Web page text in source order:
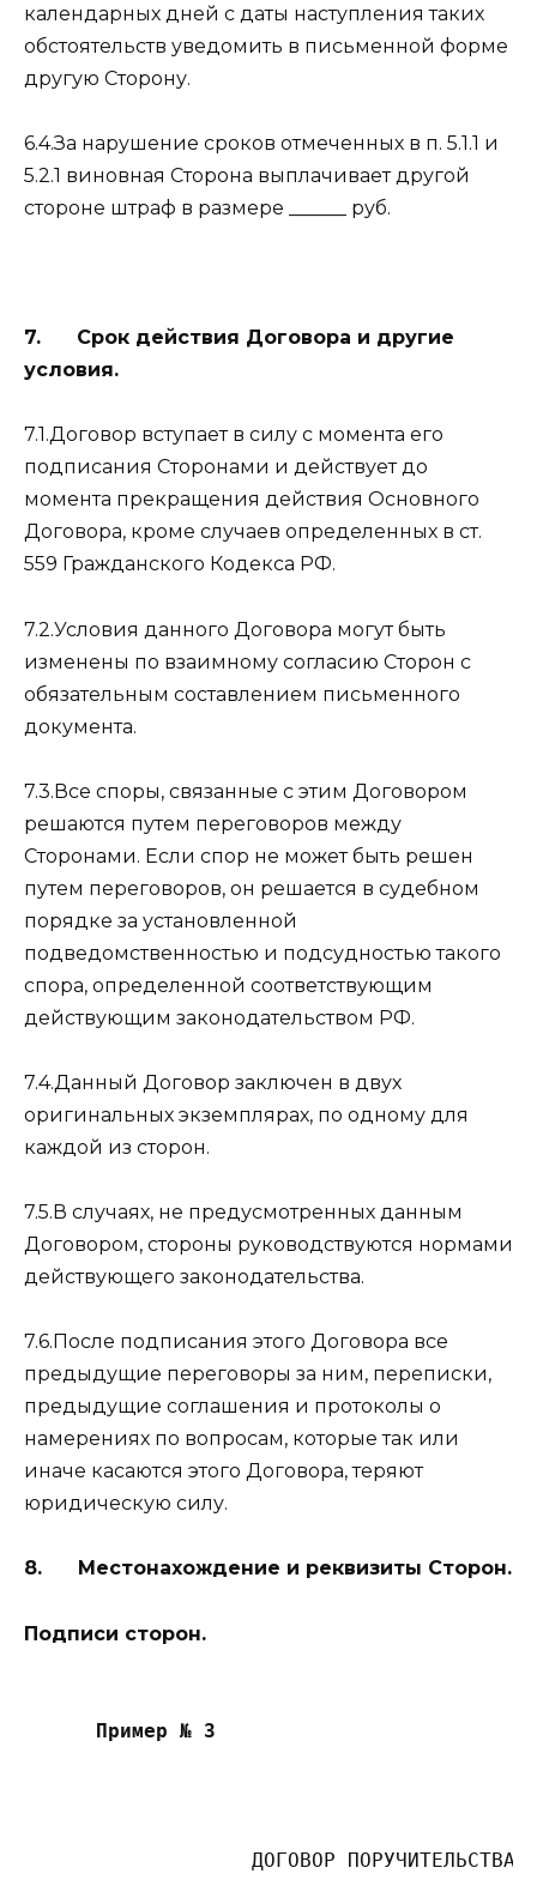
календарных дней с даты наступления таких
обстоятельств уведомить в письменной форме
другую Сторону.
6.4.За нарушение сроков отмеченных в п. 5.1.1 и
5.2.1 виновная Сторона выплачивает другой
стороне штраф в размере ______ руб.
7. Срок действия Договора и другие
условия.
7.1.Договор вступает в силу с момента его
подписания Сторонами и действует до
момента прекращения действия Основного
Договора, кроме случаев определенных в ст.
559 Гражданского Кодекса РФ.
7.2.Условия данного Договора могут быть
изменены по взаимному согласию Сторон с
обязательным составлением письменного
документа.
7.3.Все споры, связанные с этим Договором
решаются путем переговоров между
Сторонами. Если спор не может быть решен
путем переговоров, он решается в судебном
порядке за установленной
подведомственностью и подсудностью такого
спора, определенной соответствующим
действующим законодательством РФ.
7.4.Данный Договор заключен в двух
оригинальных экземплярах, по одному для
каждой из сторон.
7.5.В случаях, не предусмотренных данным
Договором, стороны руководствуются нормами
действующего законодательства.
7.6.После подписания этого Договора все
предыдущие переговоры за ним, переписки,
предыдущие соглашения и протоколы о
намерениях по вопросам, которые так или
иначе касаются этого Договора, теряют
юридическую силу.
8. Местонахождение и реквизиты Сторон.
Подписи сторон.
Пример № 3
ДОГОВОР ПОРУЧИТЕЛЬСТВА